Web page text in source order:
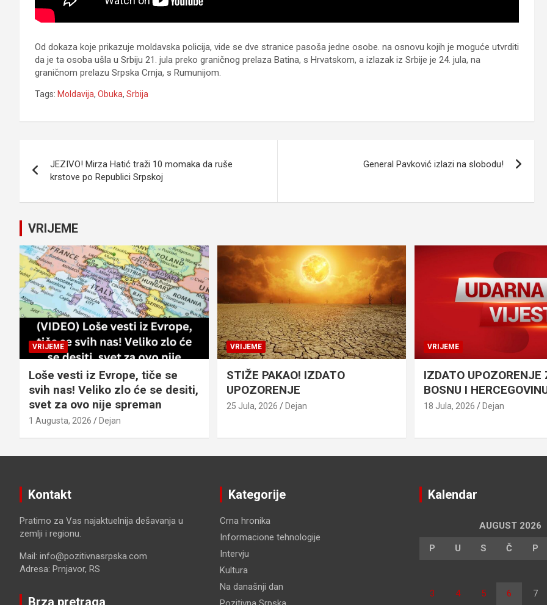
Od dokaza koje prikazuje moldavska policija, vide se dve stranice pasoša jedne osobe. na osnovu kojih je moguće utvrditi
da je ta osoba ušla u Srbiju 21. jula preko graničnog prelaza Batina, s Hrvatskom, a izlazak iz Srbije je 24. jula, na
graničnom prelazu Srpska Crnja, s Rumunijom.
Tags: Moldavija, Obuka, Srbija
članaka
JEZIVO! Mirza Hatić traži 10 momaka da ruše
krstove po Republici Srpskoj
General Pavković izlazi na slobodu!
VRIJEME
VRIJEME
Loše vesti iz Evrope, tiče se
svih nas! Veliko zlo će se desiti,
svet za ovo nije spreman
1 Augusta, 2026 Dejan
VRIJEME
STIŽE PAKAO! IZDATO
UPOZORENJE
25 Jula, 2026 Dejan
VRIJEME
IZDATO UPOZORENJE
BOSNU I
18 Jula, 2026 Dejan
Kontakt
Pratimo za Vas najaktuelnija dešavanja u
zemlji i regionu.
Mail: info@pozitivnasrpska.com
Adresa: Prnjavor, RS
Brza pretraga
Kategorije
Crna hronika
Informacione tehnologije
Intervju
Kultura
Na današnji dan
Kalendar
AUGUST 2026
P U S Č P
3 4 5 6 7